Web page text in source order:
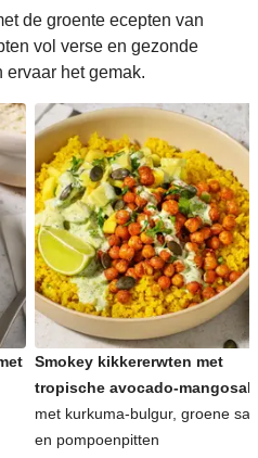
de groente ecepten van
vol verse en gezonde
ervaar het gemak.
Smokey kikkererwten met
tropische avocado-
met kurkuma-bulgur, groene
en pompoenpitten